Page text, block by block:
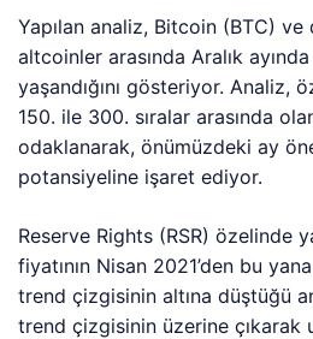
Yapılan analiz, Bitcoin (BTC)
altcoinler arasında Aralık
yaşandığını gösteriyor. Analiz,
150. ile 300. sıralar arasında
odaklanarak, önümüzdeki ay
potansiyeline işaret ediyor.
Reserve Rights (RSR) özelinde
fiyatının Nisan 2021’den bu
trend çizgisinin altına düştüğü
trend çizgisinin üzerine çıkarak